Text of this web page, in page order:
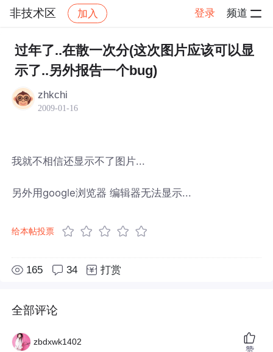
非技术区 加入 登录 频道
社区 非技术区 帖子详情
过年了..在散一次分(这次图片应该可以显
示了..另外报告一个bug)
zhkchi
2009-01-16
我就不相信还显示不了图片...
另外用google浏览器 编辑器无法显示...
给本帖投票
165 34 打赏
全部评论
zbdxwk1402
赞